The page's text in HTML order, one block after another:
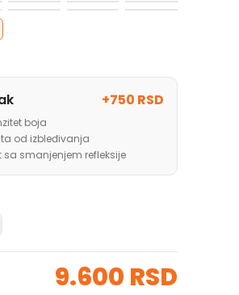
+750 RSD
boja
od izbleđivanja
sa smanjenjem refleksije
9.600 RSD